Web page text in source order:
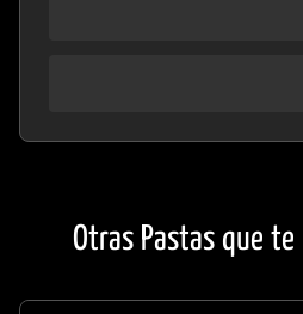
Otras Pastas que te